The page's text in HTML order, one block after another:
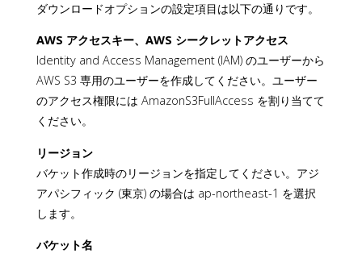
ダウンロードオプションの設定項目は以下の通りです。
AWS アクセスキー、AWS シークレットアクセス
Identity and Access Management (IAM) のユーザーから
AWS S3 専用のユーザーを作成してください。ユーザー
のアクセス権限には AmazonS3FullAccess を割り当てて
ください。
リージョン
バケット作成時のリージョンを指定してください。アジ
アパシフィック (東京) の場合は ap-northeast-1 を選択
します。
バケット名